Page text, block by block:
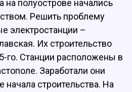
на полуострове начались
Решить проблему
электростанции –
Их строительство
го. Станции расположены в
Заработали они
начала строительства. На